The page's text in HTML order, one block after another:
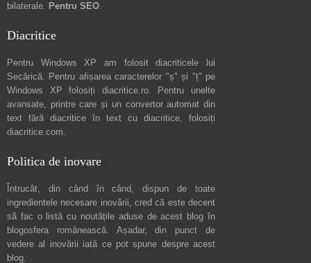
bilaterale. Pentru SEO.
Diacritice
Pentru Windows XP am folosit diacriticele lui
Secărică. Pentru afișarea caracterelor "ș" și "ț" pe
Windows XP folosiți diacritice.ro. Pentru unelte
avansate, printre care și un convertor automat din
text fără diacritice în text cu diacritice, folosiți
diacritice.com.
Politica de inovare
Întrucât, din când în când, dispun de toate
ingredientele necesare inovării, cred că este decent
să fac o listă cu noutățile aduse de acest blog în
blogosfera românească. Așadar, din punct de
vedere al inovării iată ce pot spune despre acest
blog.